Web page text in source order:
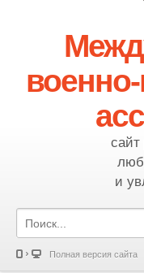
сайт
и
Полная версия сайта